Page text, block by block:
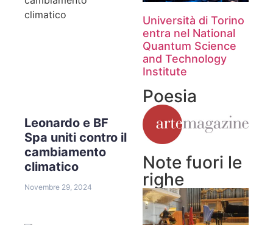
Leonardo e BF
Spa uniti contro il
cambiamento
climatico
Novembre 29, 2024
Università di Torino
entra nel National
Quantum Science
and Technology
Institute
Poesia
Note fuori le
righe